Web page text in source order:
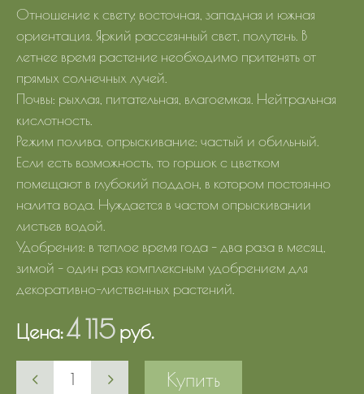
Отношение к свету: восточная, западная и южная
ориентация. Яркий рассеянный свет, полутень. В
летнее время растение необходимо притенять от
прямых солнечных лучей.
Почвы: рыхлая, питательная, влагоемкая. Нейтральная
кислотность.
Режим полива, опрыскивание: частый и обильный.
Если есть возможность, то горшок с цветком
помещают в глубокий поддон, в котором постоянно
налита вода. Нуждается в частом опрыскивании
листьев водой.
Удобрения: в теплое время года – два раза в месяц,
зимой – один раз комплексным удобрением для
декоративно-лиственных растений.
Цена:4 115 руб.
Купить